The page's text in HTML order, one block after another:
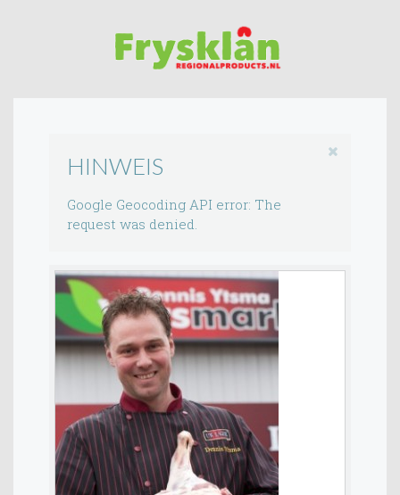
HINWEIS
Google Geocoding API error: The
request was denied.